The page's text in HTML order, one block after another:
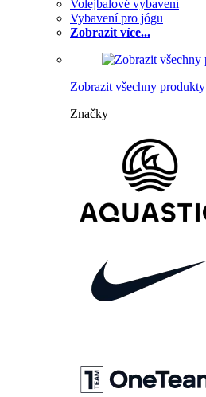
Volejbalové vybavení
Vybavení pro jógu
Zobrazit více...
Zobrazit všechny produkty
Značky